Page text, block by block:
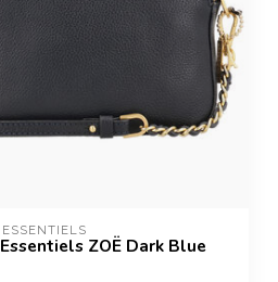
ZOË Dark Blue